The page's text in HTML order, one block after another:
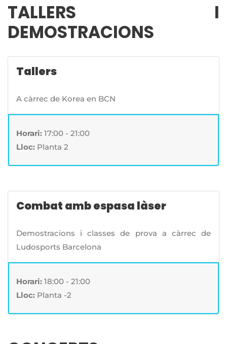
TALLERS I
DEMOSTRACIONS
Tallers
A càrrec de Korea en BCN
Horari: 17:00 - 21:00
Lloc: Planta 2
Combat amb espasa làser
Demostracions i classes de prova a càrrec de
Ludosports Barcelona
Horari: 18:00 - 21:00
Lloc: Planta -2